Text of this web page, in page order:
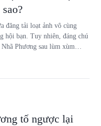
đăng tải loạt ảnh vô cùng
hội bạn. Tuy nhiên, đáng chú
Phương sau lùm xùm
tố ngược lại